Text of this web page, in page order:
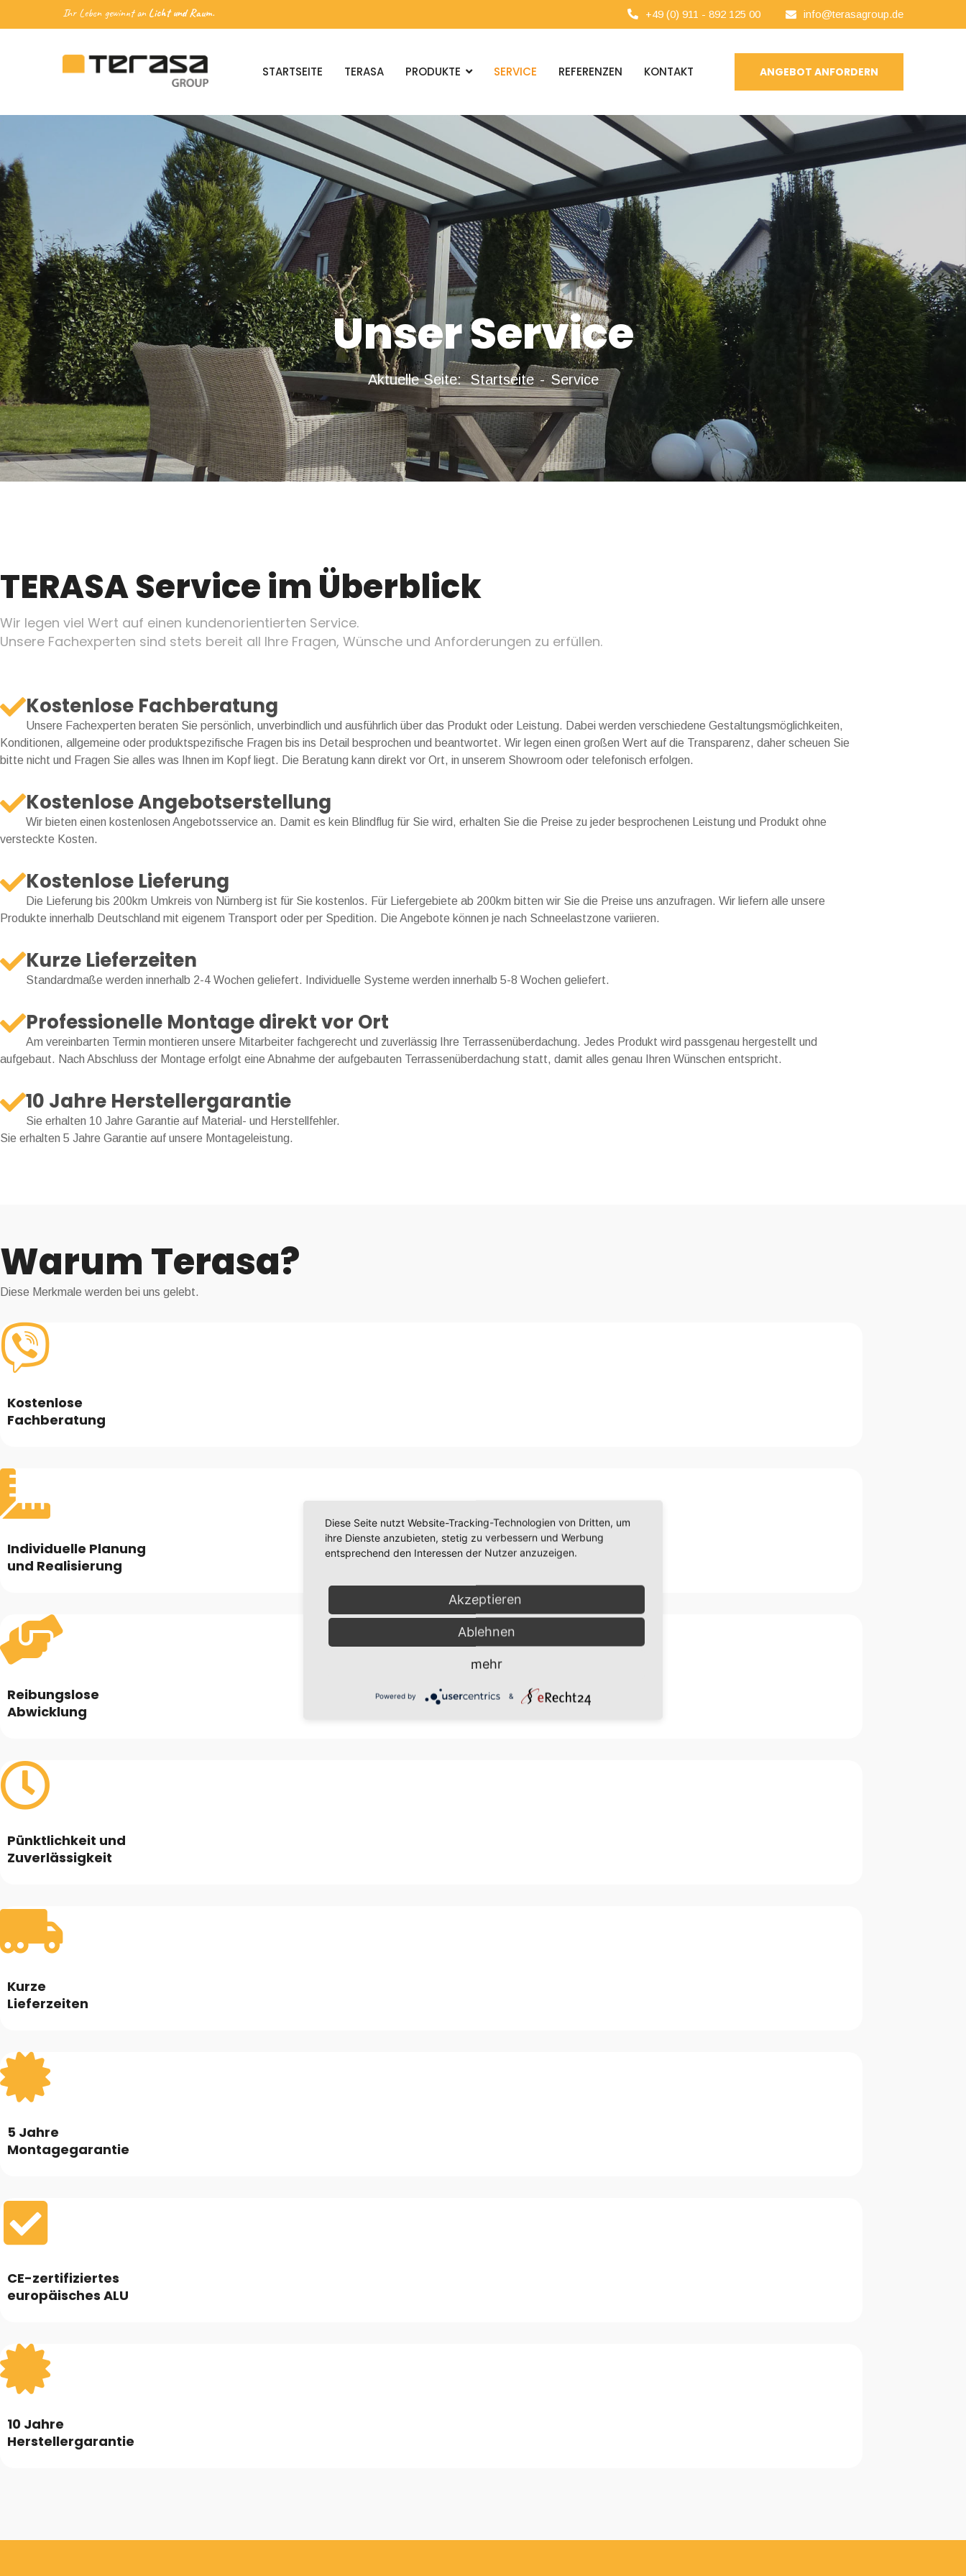
Ihr Leben gewinnt an Licht und Raum. +49 (0) 911 - 892 125 00 info@terasagroup.de
STARTSEITE TERASA PRODUKTE SERVICE REFERENZEN KONTAKT ANGEBOT ANFORDERN
Unser Service
Aktuelle Seite:Startseite Service
TERASA Service im Überblick
Wir legen viel Wert auf einen kundenorientierten Service.
Unsere Fachexperten sind stets bereit all Ihre Fragen, Wünsche und Anforderungen zu erfüllen.
Kostenlose Fachberatung
Unsere Fachexperten beraten Sie persönlich, unverbindlich und ausführlich über das Produkt oder Leistung. Dabei werden verschiedene Gestaltungsmöglichkeiten,
Konditionen, allgemeine oder produktspezifische Fragen bis ins Detail besprochen und beantwortet. Wir legen einen großen Wert auf die Transparenz, daher scheuen Sie
bitte nicht und Fragen Sie alles was Ihnen im Kopf liegt. Die Beratung kann direkt vor Ort, in unserem Showroom oder telefonisch erfolgen.
Kostenlose Angebotserstellung
Wir bieten einen kostenlosen Angebotsservice an. Damit es kein Blindflug für Sie wird, erhalten Sie die Preise zu jeder besprochenen Leistung und Produkt ohne
versteckte Kosten.
Kostenlose Lieferung
Die Lieferung bis 200km Umkreis von Nürnberg ist für Sie kostenlos. Für Liefergebiete ab 200km bitten wir Sie die Preise uns anzufragen. Wir liefern alle unsere
Produkte innerhalb Deutschland mit eigenem Transport oder per Spedition. Die Angebote können je nach Schneelastzone variieren.
Kurze Lieferzeiten
Standardmaße werden innerhalb 2-4 Wochen geliefert. Individuelle Systeme werden innerhalb 5-8 Wochen geliefert.
Professionelle Montage direkt vor Ort
Am vereinbarten Termin montieren unsere Mitarbeiter fachgerecht und zuverlässig Ihre Terrassenüberdachung. Jedes Produkt wird passgenau hergestellt und
aufgebaut. Nach Abschluss der Montage erfolgt eine Abnahme der aufgebauten Terrassenüberdachung statt, damit alles genau Ihren Wünschen entspricht.
10 Jahre Herstellergarantie
Sie erhalten 10 Jahre Garantie auf Material- und Herstellfehler.
Sie erhalten 5 Jahre Garantie auf unsere Montageleistung.
Warum Terasa?
Diese Merkmale werden bei uns gelebt.
Kostenlose
Fachberatung
Individuelle Planung
und Realisierung
Reibungslose
Abwicklung
Pünktlichkeit und
Zuverlässigkeit
Kurze
Lieferzeiten
5 Jahre
Montagegarantie
CE-zertifiziertes
europäisches ALU
10 Jahre
Herstellergarantie
Diese Seite nutzt Website-Tracking-Technologien von Dritten, um
ihre Dienste anzubieten, stetig zu verbessern und Werbung
entsprechend den Interessen der Nutzer anzuzeigen.
Akzeptieren
Ablehnen
mehr
Powered by &